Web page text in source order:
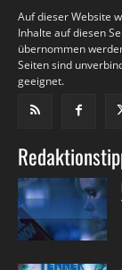
Auf dieser Website
Inhalte auf diesen
übernommen
Seiten sind
geeignet.